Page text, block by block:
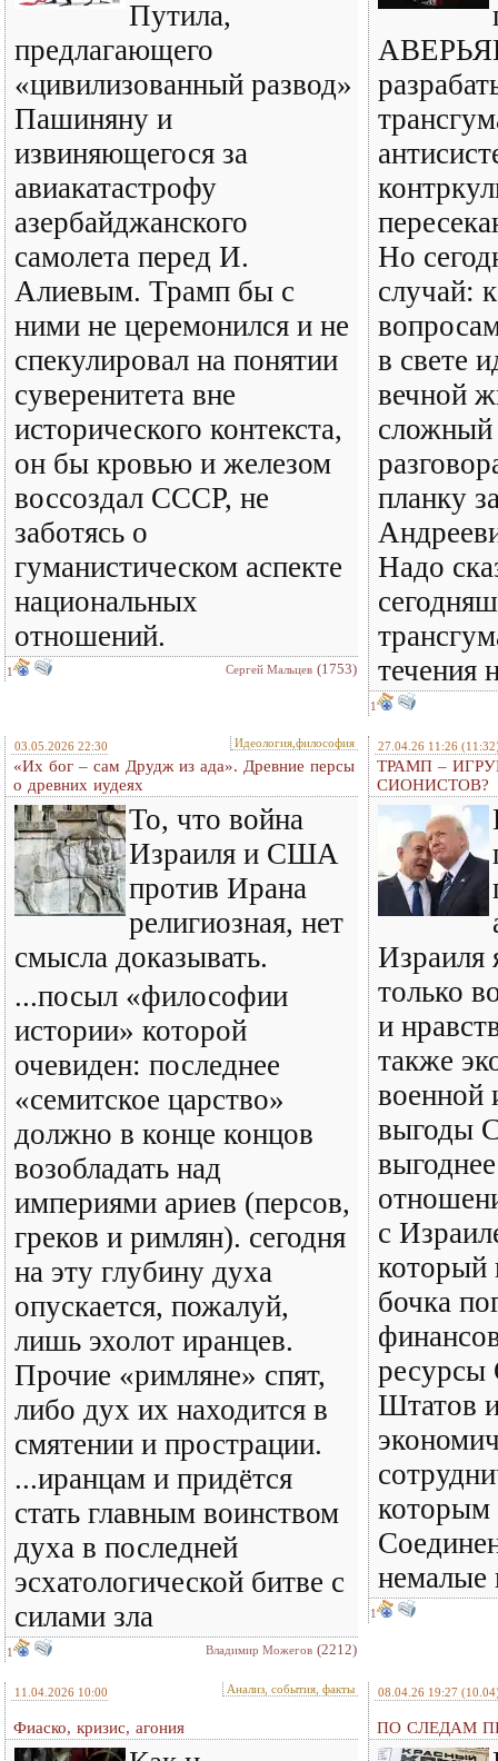
Путила,
предлагающего
«цивилизованный развод»
Пашиняну и
извиняющегося за
авиакатастрофу
азербайджанского
самолета перед И.
Алиевым. Трамп бы с
ними не церемонился и не
спекулировал на понятии
суверенитета вне
исторического контекста,
он бы кровью и железом
воссоздал СССР, не
заботясь о
гуманистическом аспекте
национальных
отношений.
1 Сергей Мальцев (1753)
Но
случай:
в свете
вечной
сложный
планку
Надо
течения
1
03.05.2026 22:30 Идеология,философия
«Их бог – сам Друдж из ада». Древние персы
о древних иудеях
То, что война
Израиля и США
против Ирана
религиозная, нет
смысла доказывать.
...посыл «философии
истории» которой
очевиден: последнее
«семитское царство»
должно в конце концов
возобладать над
империями ариев (персов,
греков и римлян). сегодня
на эту глубину духа
опускается, пожалуй,
лишь эхолот иранцев.
Прочие «римляне» спят,
либо дух их находится в
смятении и прострации.
...иранцам и придётся
стать главным воинством
духа в последней
эсхатологической битве с
силами зла
1 Владимир Можегов (2212)
27.04.26 11:26
ТРАМП –
СИОНИСТОВ?
Израиля
только
и
также
военной
выгоды
с
который
бочка
ресурсы
Штатов
которым
немалые
1
11.04.2026 10:00 Анализ, события, факты
Фиаско, кризис, агония
08.04.26 19:27
ПО СЛЕДАМ